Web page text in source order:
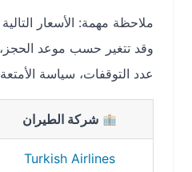
ملاحظة مهمة: الأسعار التالية
وقد تتغير حسب موعد الحجز،
عدد التوقفات، سياسة الأمتعة،
شركة الطيران
Turkish Airlines